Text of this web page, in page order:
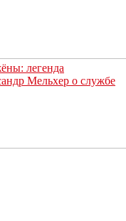
легенда
Мельхер о службе